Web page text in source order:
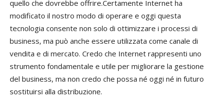
quello che dovrebbe offrire.Certamente Internet ha
modificato il nostro modo di operare e oggi questa
tecnologia consente non solo di ottimizzare i processi di
business, ma può anche essere utilizzata come canale di
vendita e di mercato. Credo che Internet rappresenti uno
strumento fondamentale e utile per migliorare la gestione
del business, ma non credo che possa né oggi né in futuro
sostituirsi alla distribuzione.